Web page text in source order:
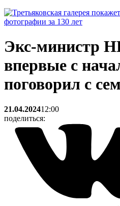
Экс-министр
впервые с
поговорил с
21.04.202412:00
поделиться: